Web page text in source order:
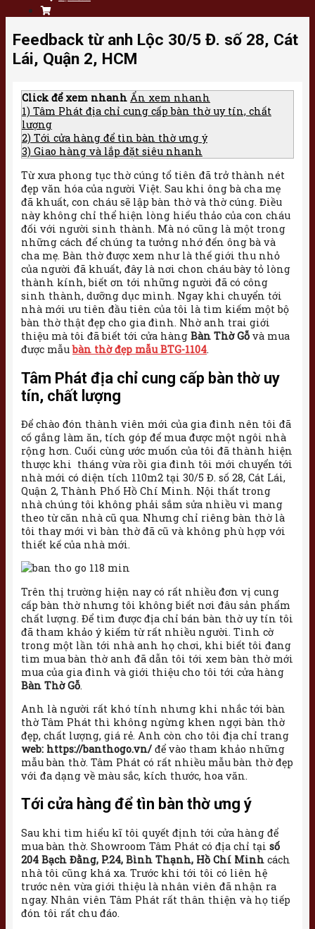
Feedback từ anh Lộc 30/5 Đ. số 28, Cát
Lái, Quận 2, HCM
Click để xem nhanh Ẩn xem nhanh
1) Tâm Phát địa chỉ cung cấp bàn thờ uy tín, chất
lượng
2) Tới cửa hàng để tìn bàn thờ ưng ý
3) Giao hàng và lắp đặt siêu nhanh
Từ xưa phong tục thờ cúng tổ tiên đã trở thành nét
đẹp văn hóa của người Việt. Sau khi ông bà cha mẹ
đã khuất, con cháu sẽ lập bàn thờ và thờ cúng. Điều
này không chỉ thể hiện lòng hiếu thảo của con cháu
đối với người sinh thành. Mà nó cũng là một trong
những cách để chúng ta tưởng nhớ đến ông bà và
cha mẹ. Bàn thờ được xem như là thế giới thu nhỏ
của người đã khuất, đây là nơi chon cháu bày tỏ lòng
thành kính, biết ơn tới những người đã có công
sinh thành, dưỡng dục mình. Ngay khi chuyển tới
nhà mới ưu tiên đầu tiên của tôi là tìm kiếm một bộ
bàn thờ thật đẹp cho gia đình. Nhờ anh trai giới
thiệu mà tôi đã biết tới cửa hàng Bàn Thờ Gỗ và mua
được mẫubàn thờ đẹp mẫu BTG-1104.
Tâm Phát địa chỉ cung cấp bàn thờ uy
tín, chất lượng
Để chào đón thành viên mới của gia đình nên tôi đã
cố gắng làm ăn, tích góp để mua được một ngôi nhà
rộng hơn. Cuối cùng ước muốn của tôi đã thành hiện
thược khi tháng vừa rồi gia đình tôi mới chuyển tới
nhà mới có diện tích 110m2 tại 30/5 Đ. số 28, Cát Lái,
Quận 2, Thành Phố Hồ Chí Minh. Nội thất trong
nhà chúng tôi không phải sắm sửa nhiều vì mang
theo từ căn nhà cũ qua. Nhưng chỉ riêng bàn thờ là
tôi thay mới vì bàn thờ đã cũ và không phù hợp với
thiết kế của nhà mới.
Trên thị trường hiện nay có rất nhiều đơn vị cung
cấp bàn thờ nhưng tôi không biết nơi đâu sản phẩm
chất lượng. Để tìm được địa chỉ bán bàn thờ uy tín tôi
đã tham khảo ý kiếm từ rất nhiều người. Tình cờ
trong một lần tới nhà anh họ chơi, khi biết tôi đang
tìm mua bàn thờ anh đã dẫn tôi tới xem bàn thờ mới
mua của gia đình và giới thiệu cho tôi tới cửa hàng
Bàn Thờ Gỗ.
Anh là người rất khó tính nhưng khi nhắc tới bàn
thờ Tâm Phát thì không ngừng khen ngợi bàn thờ
đẹp, chất lượng, giá rẻ. Anh còn cho tôi địa chỉ trang
web: https://banthogo.vn/ để vào tham khảo những
mẫu bàn thờ. Tâm Phát có rất nhiều mẫu bàn thờ đẹp
với đa dạng về màu sắc, kích thước, hoa văn.
Tới cửa hàng để tìn bàn thờ ưng ý
Sau khi tìm hiểu kĩ tôi quyết định tới cửa hàng để
mua bàn thờ. Showroom Tâm Phát có địa chỉ tại số
204 Bạch Đằng, P.24, Bình Thạnh, Hồ Chí Minh cách
nhà tôi cũng khá xa. Trước khi tới tôi có liên hệ
trước nên vừa giới thiệu là nhân viên đã nhận ra
ngay. Nhân viên Tâm Phát rất thân thiện và họ tiếp
đón tôi rất chu đáo.